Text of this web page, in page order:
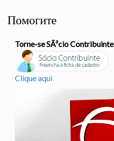
Помогите
Torne-se SÃ³cio Contribuinte
Clique aqui